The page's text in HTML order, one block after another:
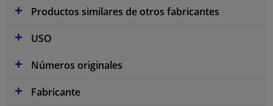
Productos similares de otros fabricantes
USO
Números originales
Fabricante